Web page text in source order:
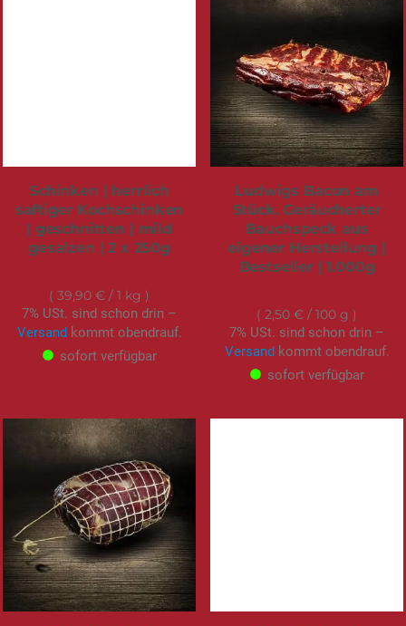
Schinken | herrlich
saftiger Kochschinken
| geschnitten | mild
gesalzen | 2 x 250g
39,90 € / 1 kg
7% USt. sind schon drin –
Versandkommt obendrauf.
sofort verfügbar
Ludwigs Bacon am
Stück. Geräucherter
Bauchspeck aus
eigener Herstellung |
Bestseller | 1.000g
2,50 € / 100 g
7% USt. sind schon drin –
Versandkommt obendrauf.
sofort verfügbar